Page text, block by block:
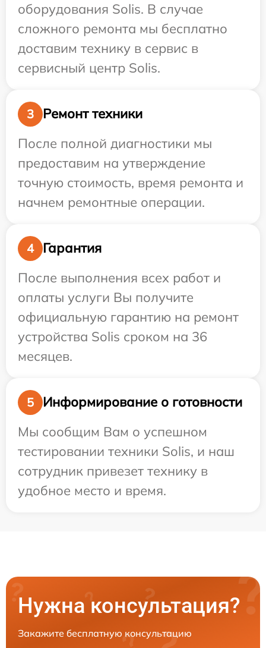
оборудования Solis. В случае
сложного ремонта мы бесплатно
доставим технику в сервис в
сервисный центр Solis.
3
Ремонт техники
После полной диагностики мы
предоставим на утверждение
точную стоимость, время ремонта и
начнем ремонтные операции.
4
Гарантия
После выполнения всех работ и
оплаты услуги Вы получите
официальную гарантию на ремонт
устройства Solis сроком на 36
месяцев.
5
Информирование о готовности
Мы сообщим Вам о успешном
тестировании техники Solis, и наш
сотрудник привезет технику в
удобное место и время.
Нужна консультация?
Закажите бесплатную консультацию